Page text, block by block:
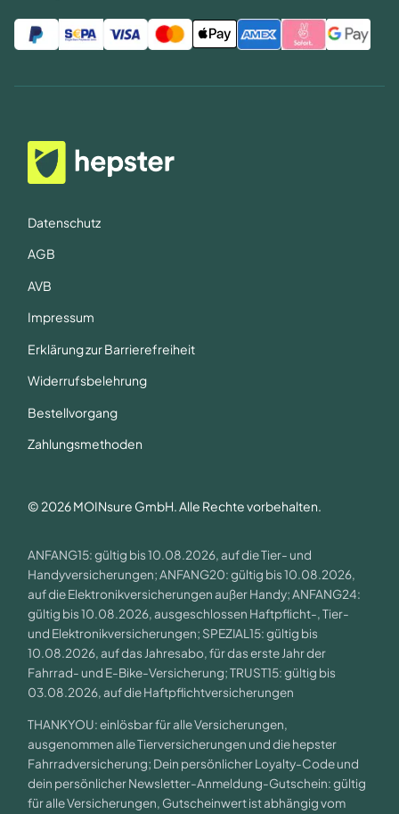
Datenschutz
AGB
AVB
Impressum
Erklärung zur Barrierefreiheit
Widerrufsbelehrung
Bestellvorgang
Zahlungsmethoden
© 2026 MOINsure GmbH. Alle Rechte vorbehalten.
ANFANG15: gültig bis 10.08.2026, auf die Tier- und
Handyversicherungen; ANFANG20: gültig bis 10.08.2026,
auf die Elektronikversicherungen außer Handy; ANFANG24:
gültig bis 10.08.2026, ausgeschlossen Haftpflicht-, Tier-
und Elektronikversicherungen; SPEZIAL15: gültig bis
10.08.2026, auf das Jahresabo, für das erste Jahr der
Fahrrad- und E-Bike-Versicherung; TRUST15: gültig bis
03.08.2026, auf die Haftpflichtversicherungen
THANKYOU: einlösbar für alle Versicherungen,
ausgenommen alle Tierversicherungen und die hepster
Fahrradversicherung; Dein persönlicher Loyalty-Code und
dein persönlicher Newsletter-Anmeldung-Gutschein: gültig
für alle Versicherungen, Gutscheinwert ist abhängig vom